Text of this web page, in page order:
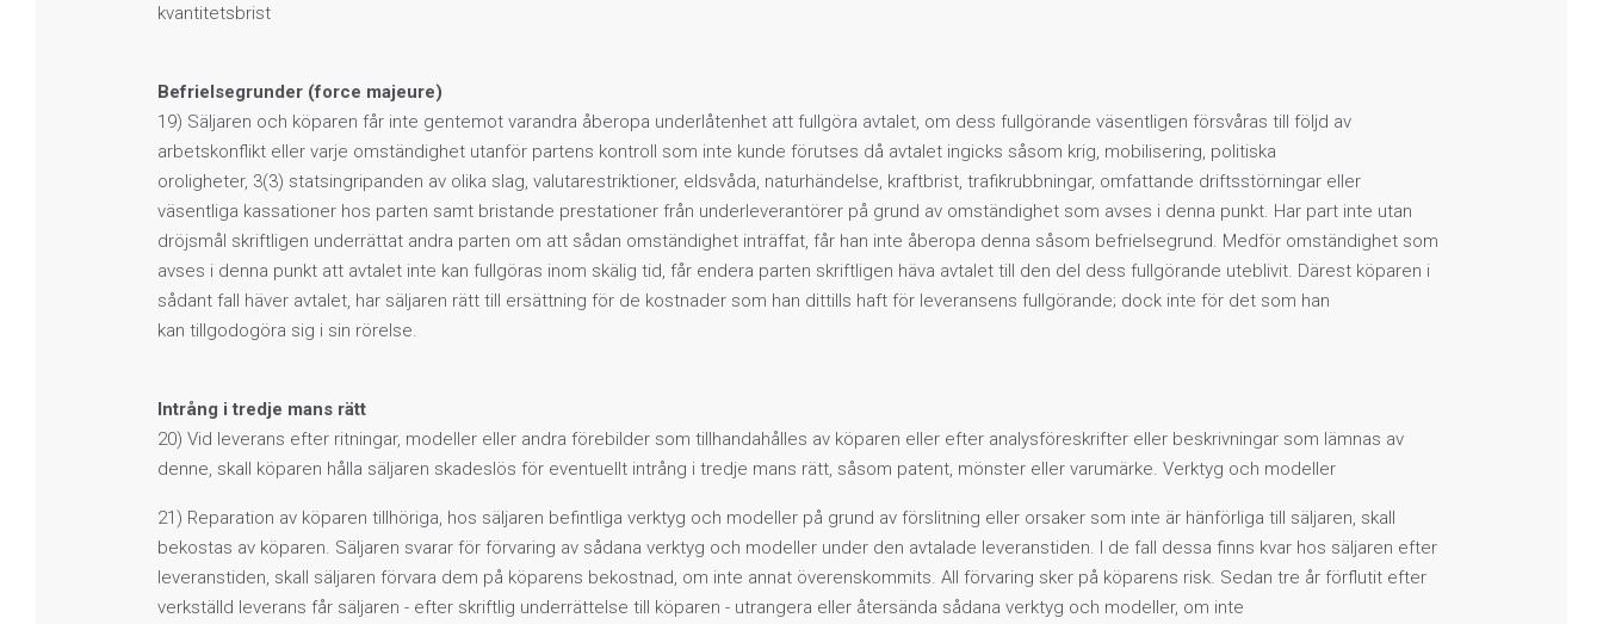
kvantitetsbrist
Befrielsegrunder (force majeure)
19) Säljaren och köparen får inte gentemot varandra åberopa underlåtenhet att fullgöra avtalet, om dess fullgörande väsentligen försvåras till följd av
arbetskonflikt eller varje omständighet utanför partens kontroll som inte kunde förutses då avtalet ingicks såsom krig, mobilisering, politiska
oroligheter, 3(3) statsingripanden av olika slag, valutarestriktioner, eldsvåda, naturhändelse, kraftbrist, trafikrubbningar, omfattande driftsstörningar eller
väsentliga kassationer hos parten samt bristande prestationer från underleverantörer på grund av omständighet som avses i denna punkt. Har part inte utan
dröjsmål skriftligen underrättat andra parten om att sådan omständighet inträffat, får han inte åberopa denna såsom befrielsegrund. Medför omständighet som
avses i denna punkt att avtalet inte kan fullgöras inom skälig tid, får endera parten skriftligen häva avtalet till den del dess fullgörande uteblivit. Därest köparen i
sådant fall häver avtalet, har säljaren rätt till ersättning för de kostnader som han dittills haft för leveransens fullgörande; dock inte för det som han
kan tillgodogöra sig i sin rörelse.
Intrång i tredje mans rätt
20) Vid leverans efter ritningar, modeller eller andra förebilder som tillhandahålles av köparen eller efter analysföreskrifter eller beskrivningar som lämnas av
denne, skall köparen hålla säljaren skadeslös för eventuellt intrång i tredje mans rätt, såsom patent, mönster eller varumärke. Verktyg och modeller
21) Reparation av köparen tillhöriga, hos säljaren befintliga verktyg och modeller på grund av förslitning eller orsaker som inte är hänförliga till säljaren, skall
bekostas av köparen. Säljaren svarar för förvaring av sådana verktyg och modeller under den avtalade leveranstiden. I de fall dessa finns kvar hos säljaren efter
leveranstiden, skall säljaren förvara dem på köparens bekostnad, om inte annat överenskommits. All förvaring sker på köparens risk. Sedan tre år förflutit efter
verkställd leverans får säljaren - efter skriftlig underrättelse till köparen - utrangera eller återsända sådana verktyg och modeller, om inte